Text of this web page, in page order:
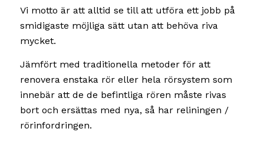
Vi motto är att alltid se till att utföra ett jobb på
smidigaste möjliga sätt utan att behöva riva
mycket.
Jämfört med traditionella metoder för att
renovera enstaka rör eller hela rörsystem som
innebär att de de befintliga rören måste rivas
bort och ersättas med nya, så har reliningen /
rörinfordringen.